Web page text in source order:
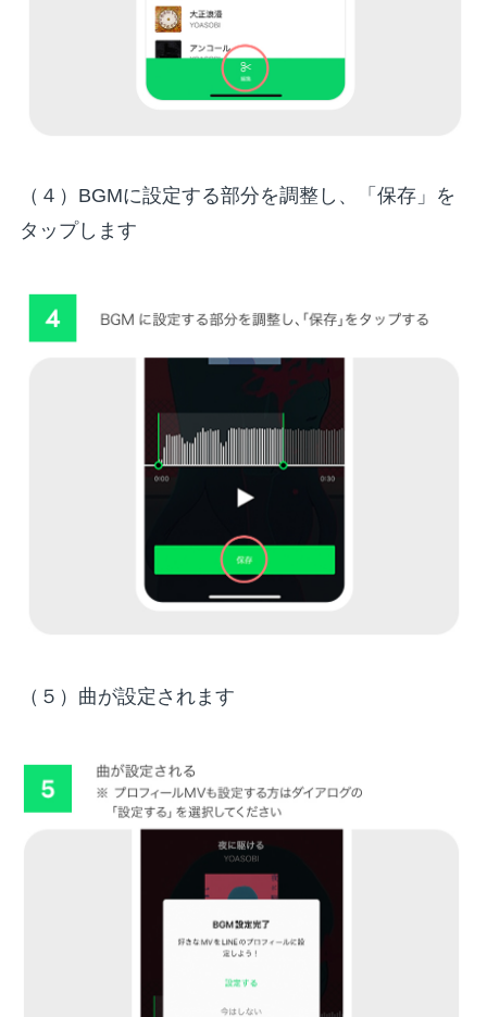
（４）BGMに設定する部分を調整し、「保存」を
タップします
（５）曲が設定されます